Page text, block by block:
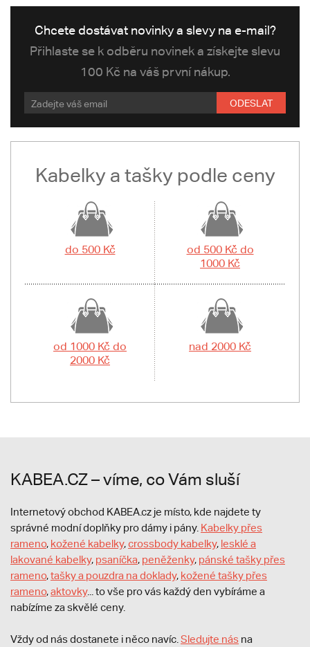
Chcete dostávat novinky a slevy na e-mail?
Přihlaste se k odběru novinek a získejte slevu
100 Kč na váš první nákup.
ODESLAT
Kabelky a tašky podle ceny
do 500 Kč
od 500 Kč do
1000 Kč
od 1000 Kč do
2000 Kč
nad 2000 Kč
KABEA.CZ – víme, co Vám sluší
Internetový obchod KABEA.cz je místo, kde najdete ty
správné modní doplňky pro dámy i pány. Kabelky přes
rameno, kožené kabelky,crossbody kabelky, lesklé a
lakované kabelky, psaníčka, peněženky, pánské tašky přes
rameno,tašky a pouzdra na doklady, kožené tašky přes
rameno,aktovky... to vše pro vás každý den vybíráme a
nabízíme za skvělé ceny.
Vždy od nás dostanete i něco navíc. Sledujte nás na